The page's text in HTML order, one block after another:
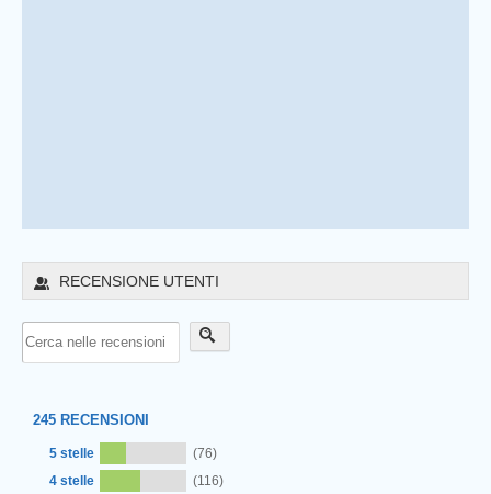
RECENSIONE UTENTI
245 RECENSIONI
5 stelle
(76)
4 stelle
(116)